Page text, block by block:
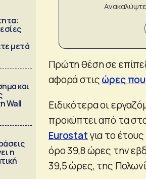
μετά
και
Wall
η
Πρώτη θέση σε
αφορά στιςώρες
Ειδικότερα οι
προκύπτει από τα
Eurostatγια το
όρο 39,8 ώρες την
39,5 ώρες, της